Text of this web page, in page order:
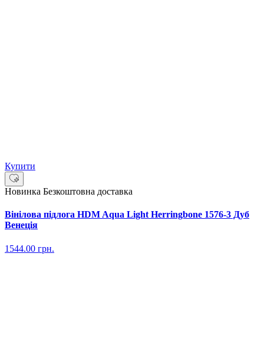
Купити
Новинка Безкоштовна доставка
Вінілова підлога HDM Aqua Light Herringbone 1576-3 Дуб
Венеція
1544.00 грн.